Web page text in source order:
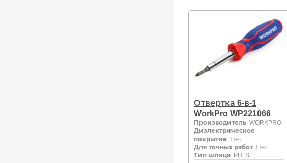
Отвертка 6-в-1
WorkPro WP221066
Производитель: WORKPRO
Диэлектрическое
покрытие: Нет
Для точных работ: Нет
Тип шлица: PH, SL